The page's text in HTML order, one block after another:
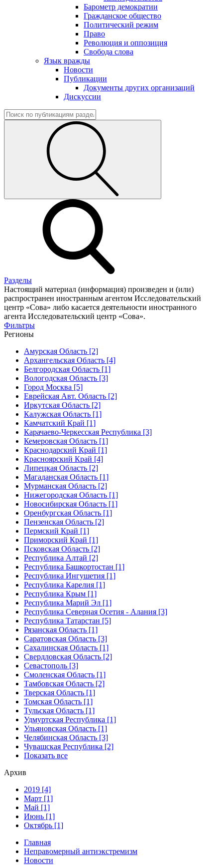
Барометр демократии
Гражданское общество
Политический режим
Право
Революция и оппозиция
Свобода слова
Язык вражды
Новости
Публикации
Документы других организаций
Дискуссии
Разделы
Настоящий материал (информация) произведен и (или)
распространен иностранным агентом Исследовательский
центр «Сова» либо касается деятельности иностранного
агента Исследовательский центр «Сова».
Фильтры
Регионы
Амурская Область [2]
Архангельская Область [4]
Белгородская Область [1]
Вологодская Область [3]
Город Москва [5]
Еврейская Авт. Область [2]
Иркутская Область [2]
Калужская Область [1]
Камчатский Край [1]
Карачаево-Черкесская Республика [3]
Кемеровская Область [1]
Краснодарский Край [1]
Красноярский Край [4]
Липецкая Область [2]
Магаданская Область [1]
Мурманская Область [2]
Нижегородская Область [1]
Новосибирская Область [1]
Оренбургская Область [1]
Пензенская Область [2]
Пермский Край [1]
Приморский Край [1]
Псковская Область [2]
Республика Алтай [2]
Республика Башкортостан [1]
Республика Ингушетия [1]
Республика Карелия [1]
Республика Крым [1]
Республика Марий Эл [1]
Республика Северная Осетия - Алания [3]
Республика Татарстан [5]
Рязанская Область [1]
Саратовская Область [3]
Сахалинская Область [1]
Свердловская Область [2]
Севастополь [3]
Смоленская Область [1]
Тамбовская Область [2]
Тверская Область [1]
Томская Область [1]
Тульская Область [1]
Удмуртская Республика [1]
Ульяновская Область [1]
Челябинская Область [3]
Чувашская Республика [2]
Показать все
Архив
2019 [4]
Март [1]
Май [1]
Июнь [1]
Октябрь [1]
Главная
Неправомерный антиэкстремизм
Новости